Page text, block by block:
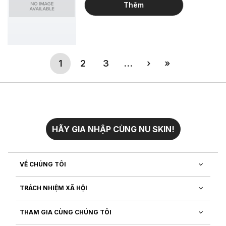
Thêm
1(current)
2 3 … More
›Next
»Last
HÃY GIA NHẬP CÙNG NU SKIN!
VỀ CHÚNG TÔI
TRÁCH NHIỆM XÃ HỘI
THAM GIA CÙNG CHÚNG TÔI